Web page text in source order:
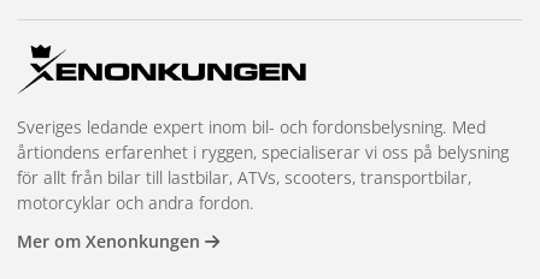
Sveriges ledande expert inom bil- och fordonsbelysning. Med
årtiondens erfarenhet i ryggen, specialiserar vi oss på belysning
för allt från bilar till lastbilar, ATVs, scooters, transportbilar,
motorcyklar och andra fordon.
Mer om Xenonkungen